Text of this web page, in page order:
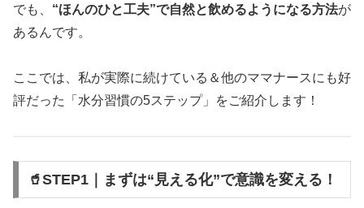
でも、 “ほんのひと工夫”で自然と飲めるようになる方法が
あるんです。
ここでは、私が実際に続けている＆他のママナースにも好
評だった「水分習慣の5ステップ」をご紹介します！
🥤STEP1｜まずは“見える化”で意識を変える！